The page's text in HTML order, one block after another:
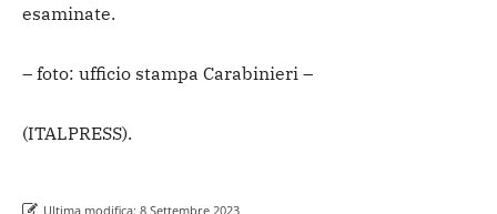
esaminate.
– foto: ufficio stampa Carabinieri –
(ITALPRESS).
Ultima modifica: 8 Settembre 2023